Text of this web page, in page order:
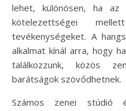
lehet, különösen, ha az
kötelezettségei
tevékenységeket. A
alkalmat kínál arra, hogy
találkozzunk, közös
barátságok szövődhetnek.
Számos zenei stúdió